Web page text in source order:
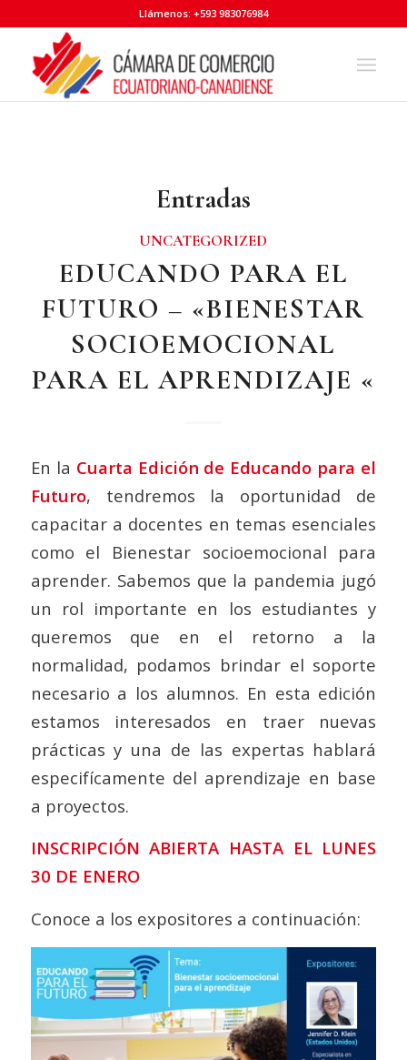
Llámenos: +593 983076984
Entradas
UNCATEGORIZED
EDUCANDO PARA EL
FUTURO – «BIENESTAR
SOCIOEMOCIONAL
PARA EL APRENDIZAJE «
En la Cuarta Edición de Educando para el
Futuro, tendremos la oportunidad de
capacitar a docentes en temas esenciales
como el Bienestar socioemocional para
aprender. Sabemos que la pandemia jugó
un rol importante en los estudiantes y
queremos que en el retorno a la
normalidad, podamos brindar el soporte
necesario a los alumnos. En esta edición
estamos interesados en traer nuevas
prácticas y una de las expertas hablará
especifícamente del aprendizaje en base
a proyectos.
INSCRIPCIÓN ABIERTA HASTA EL LUNES
30 DE ENERO
Conoce a los expositores a continuación: